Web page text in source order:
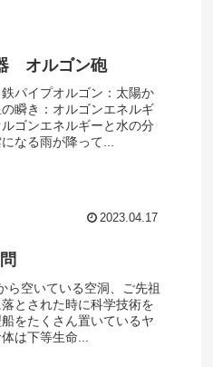
オルゴン砲
パイプオルゴン：太陽か
瞬き：オルゴンエネルギ
ゴンエネルギーと水の分
なる雨が降って...
2023.04.17
ら空いている空洞、ご先祖
とされた時に科学技術を
をたくさん置いているヤ
は下等生命...